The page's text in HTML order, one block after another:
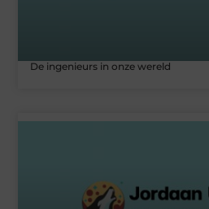
De ingenieurs in onze wereld